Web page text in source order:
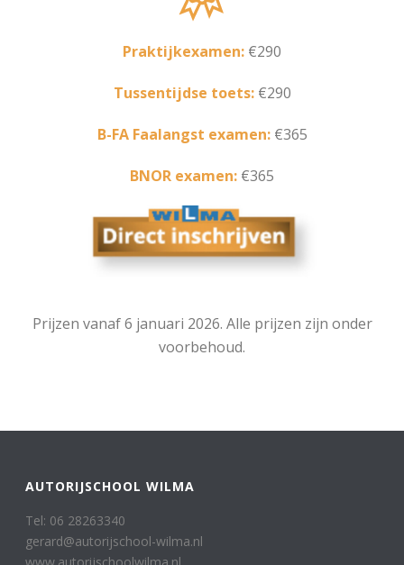
Praktijkexamen: €290
Tussentijdse toets: €290
B-FA Faalangst examen: €365
BNOR examen: €365
Prijzen vanaf 6 januari 2026. Alle prijzen zijn onder
voorbehoud.
AUTORIJSCHOOL WILMA
Tel: 06 28263340
gerard@autorijschool-wilma.nl